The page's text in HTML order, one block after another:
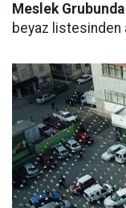
Meslek Grubunda
beyaz listesinden